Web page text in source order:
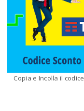
Copia e Incolla il